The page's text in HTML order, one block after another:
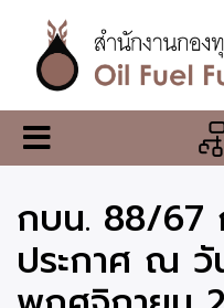
เนื้อหา
หลักสำนักงาน
กองทุน
น้ำมัน
เชื้อ
กบน. 88/67
ประกาศ ณ วั